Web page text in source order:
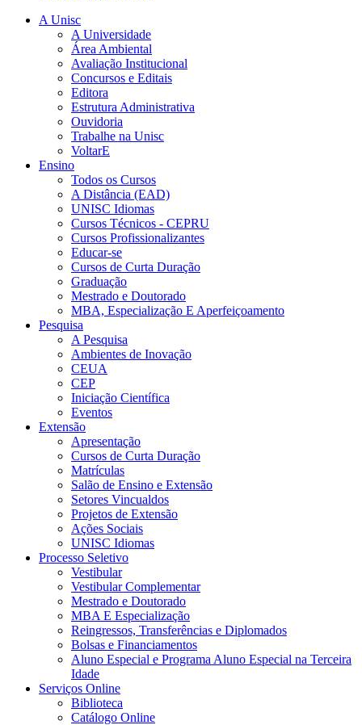
A Unisc
A Universidade
Área Ambiental
Avaliação Institucional
Concursos e Editais
Editora
Estrutura Administrativa
Ouvidoria
Trabalhe na Unisc
VoltarE
Ensino
Todos os Cursos
A Distância (EAD)
UNISC Idiomas
Cursos Técnicos - CEPRU
Cursos Profissionalizantes
Educar-se
Cursos de Curta Duração
Graduação
Mestrado e Doutorado
MBA, Especialização E Aperfeiçoamento
Pesquisa
A Pesquisa
Ambientes de Inovação
CEUA
CEP
Iniciação Científica
Eventos
Extensão
Apresentação
Cursos de Curta Duração
Matrículas
Salão de Ensino e Extensão
Setores Vincualdos
Projetos de Extensão
Ações Sociais
UNISC Idiomas
Processo Seletivo
Vestibular
Vestibular Complementar
Mestrado e Doutorado
MBA E Especialização
Reingressos, Transferências e Diplomados
Bolsas e Financiamentos
Aluno Especial e Programa Aluno Especial na Terceira
Idade
Serviços Online
Biblioteca
Catálogo Online